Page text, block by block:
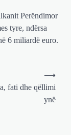
Perëndimor
tyre, ndërsa
6 miliardë euro.
fati dhe qëllimi
ynë
⟶